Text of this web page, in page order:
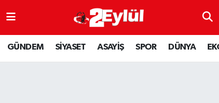
GÜNDEM SİYASET ASAYİŞ SPOR DÜNYA
ASAYİŞ
DÜNYA
Nöbetçi Eczaneler
Hava Durumu